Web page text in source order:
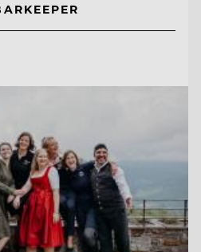
RANG / BARKEEPER